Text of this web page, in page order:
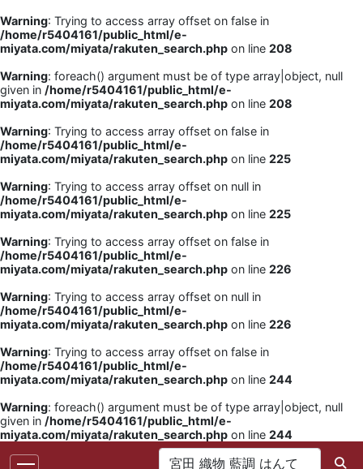
Warning: Trying to access array offset on false in
/home/r5404161/public_html/e-
miyata.com/miyata/rakuten_search.php on line 208
Warning: foreach() argument must be of type array|object, null
given in /home/r5404161/public_html/e-
miyata.com/miyata/rakuten_search.php on line 208
Warning: Trying to access array offset on false in
/home/r5404161/public_html/e-
miyata.com/miyata/rakuten_search.php on line 225
Warning: Trying to access array offset on null in
/home/r5404161/public_html/e-
miyata.com/miyata/rakuten_search.php on line 225
Warning: Trying to access array offset on false in
/home/r5404161/public_html/e-
miyata.com/miyata/rakuten_search.php on line 226
Warning: Trying to access array offset on null in
/home/r5404161/public_html/e-
miyata.com/miyata/rakuten_search.php on line 226
Warning: Trying to access array offset on false in
/home/r5404161/public_html/e-
miyata.com/miyata/rakuten_search.php on line 244
Warning: foreach() argument must be of type array|object, null
given in /home/r5404161/public_html/e-
miyata.com/miyata/rakuten_search.php on line 244